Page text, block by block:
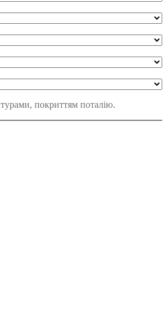
покриттям поталію.